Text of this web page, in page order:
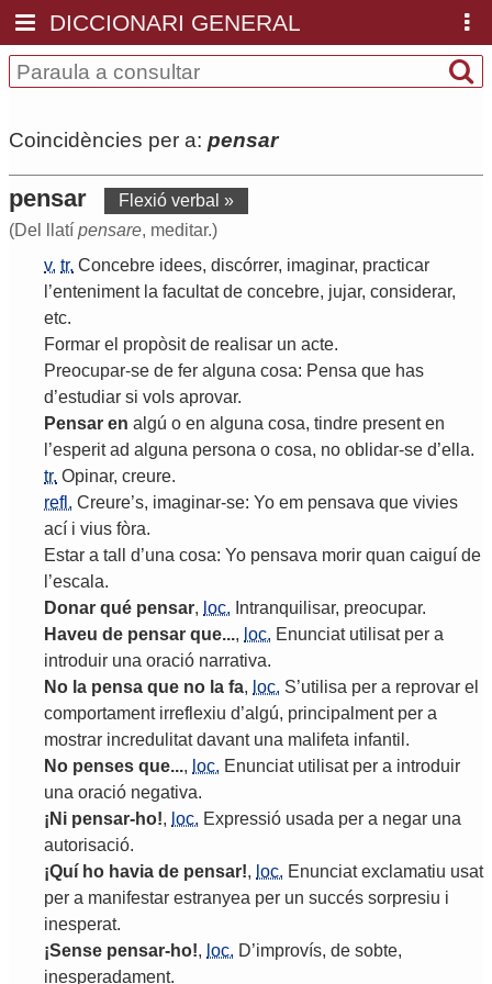
DICCIONARI GENERAL
Coincidències per a: pensar
pensar
Flexió verbal »
(Del llatí pensare, meditar.)
v. tr. Concebre idees, discórrer, imaginar, practicar
’enteniment la facultat de concebre, jujar, considerar,
etc.
Formar el propòsit de realisar un acte.
Preocupar-se de fer alguna cosa: Pensa que has
d’estudiar si vols aprovar.
Pensar en algú o en alguna cosa, tindre present en
’esperit ad alguna persona o cosa, no oblidar-se d’ella.
tr. Opinar, creure.
refl. Creure’s, imaginar-se: Yo em pensava que vivies
ací i vius fòra.
Estar a tall d’una cosa: Yo pensava morir quan caiguí de
’escala.
Donar qué pensar, loc. Intranquilisar, preocupar.
Haveu de pensar que..., loc. Enunciat utilisat per a
introduir una oració narrativa.
No la pensa que no la fa, loc. S’utilisa per a reprovar el
comportament irreflexiu d’algú, principalment per a
mostrar incredulitat davant una malifeta infantil .
No penses que..., loc. Enunciat utilisat per a introduir
una oració negativa.
¡ Ni pensar-ho!, loc. Expressió usada per a negar una
autorisació.
¡Quí ho havia de pensar!, loc. Enunciat exclamatiu usat
per a manifestar estranyea per un succés sorpresiu i
inesperat.
¡Sense pensar-ho!, loc. D’improvís, de sobte,
inesperadament.